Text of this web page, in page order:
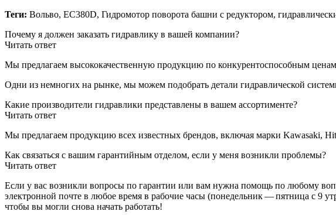
Теги: Вольво, EC380D, Гидромотор поворота башни с редуктором,
Почему я должен заказать гидравлику в вашей компании?
Читать ответ
Мы предлагаем высококачественную продукцию по конкурентоспособным
Одни из немногих на рынке, мы можем подобрать детали гидравлической
Какие производители гидравлики представлены в вашем ассортименте?
Читать ответ
Мы предлагаем продукцию всех известных брендов, включая марки Kawasaki,
Как связаться с вашим гарантийным отделом, если у меня возникли проблемы?
Читать ответ
Если у вас возникли вопросы по гарантии или вам нужна помощь по любому
электронной почте в любое время в рабочие часы (понедельник — пятница с 9
чтобы вы могли снова начать работать!